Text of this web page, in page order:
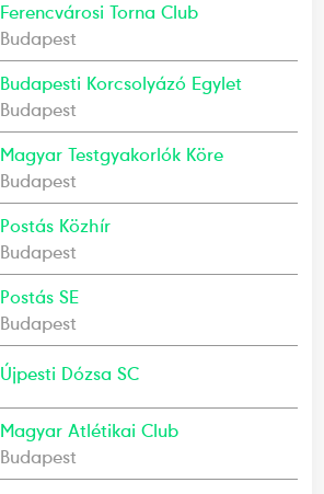
Ferencvárosi Torna Club
Budapest
Budapesti Korcsolyázó Egylet
Budapest
Magyar Testgyakorlók Köre
Budapest
Postás Közhír
Budapest
Postás SE
Budapest
Újpesti Dózsa SC
Magyar Atlétikai Club
Budapest